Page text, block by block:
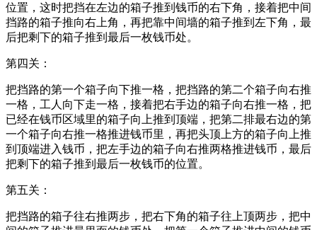
位置，这时把挡在左边的箱子推到钱币的右下角，接着把中间
挡路的箱子推向右上角，再把靠中间墙的箱子推到左下角，最
后把剩下的箱子推到最后一枚钱币处。
第四关：
把挡路的第一个箱子向下推一格，把挡路的第二个箱子向右推
一格，工人向下走一格，接着把右手边的箱子向右推一格，把
已经在钱币区域里的箱子向上推到顶端，把第二排最右边的第
一个箱子向右推一格推进钱币里，再把头顶上方的箱子向上推
到顶端进入钱币，把左手边的箱子向右推两格推进钱币，最后
把剩下的箱子推到最后一枚钱币的位置。
第五关：
把挡路的箱子往右推两步，把右下角的箱子往上顶两步，把中